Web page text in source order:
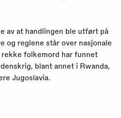
av at handlingen ble utført på
og reglene står over nasjonale
folkemord har funnet
blant annet i Rwanda,
Jugoslavia.